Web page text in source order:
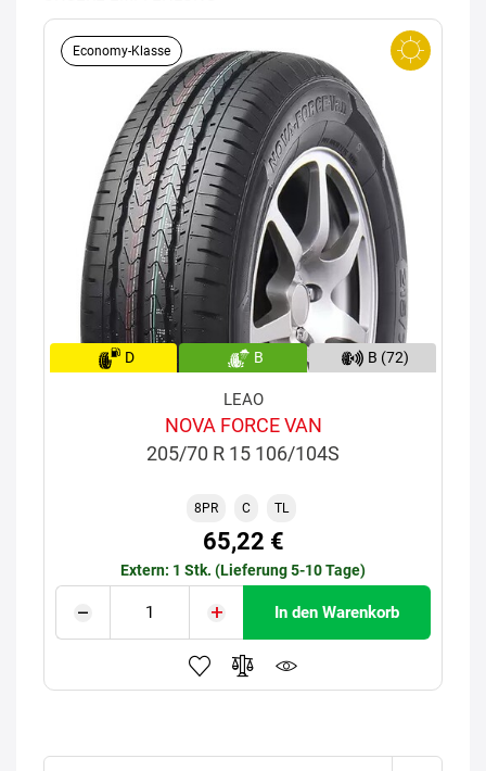
Economy-Klasse
D B B (72)
LEAO
NOVA FORCE VAN
205/70 R 15 106/104S
8PR C TL
65,22 €
Extern: 1 Stk. (Lieferung 5-10 Tage)
In den Warenkorb